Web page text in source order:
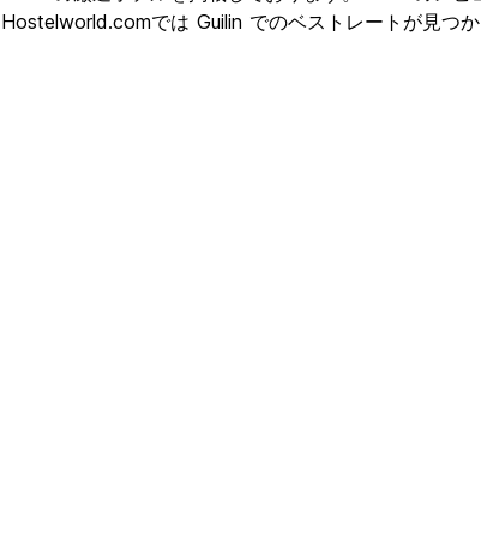
Hostelworld.comでは Guilin でのベストレートが見つか